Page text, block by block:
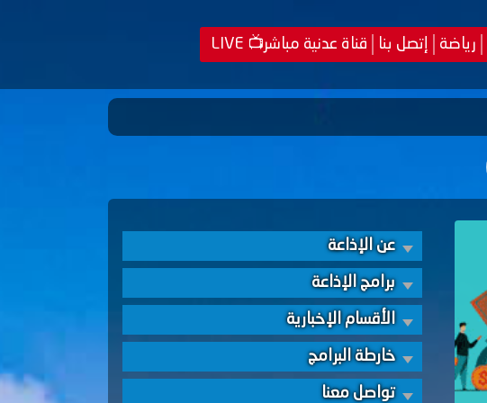
رياضة إتصل بنا قناة عدنية مباشر📺 LIVE
عن الإذاعة
برامج الإذاعة
الأقسام الإخبارية
خارطة البرامج
تواصل معنا